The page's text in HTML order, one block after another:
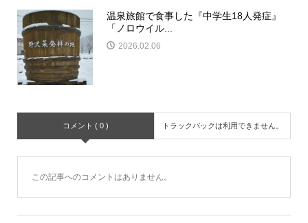
温泉旅館で食事した『中学生18人発症』
「ノロウイル...
2026.02.06
コメント ( 0 ) トラックバックは利用できません。
この記事へのコメントはありません。